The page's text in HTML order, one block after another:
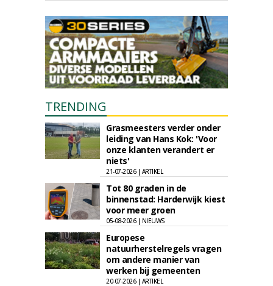
TRENDING
Grasmeesters verder onder
leiding van Hans Kok: 'Voor
onze klanten verandert er
niets'
21-07-2026 | ARTIKEL
Tot 80 graden in de
binnenstad: Harderwijk kiest
voor meer groen
05-08-2026 | NIEUWS
Europese
natuurherstelregels vragen
om andere manier van
werken bij gemeenten
20-07-2026 | ARTIKEL